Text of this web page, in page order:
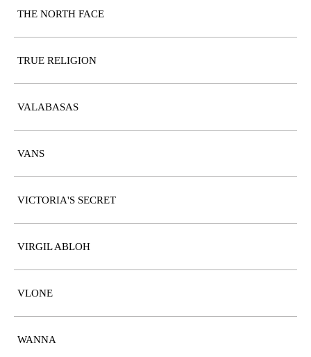
THE NORTH FACE
TRUE RELIGION
VALABASAS
VANS
VICTORIA'S SECRET
VIRGIL ABLOH
VLONE
WANNA